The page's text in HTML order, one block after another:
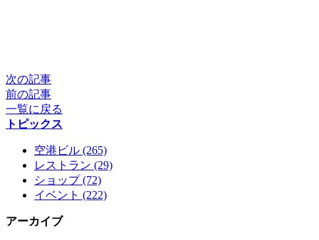
次の記事
前の記事
一覧に戻る
トピックス
空港ビル (265)
レストラン (29)
ショップ (72)
イベント (222)
アーカイブ